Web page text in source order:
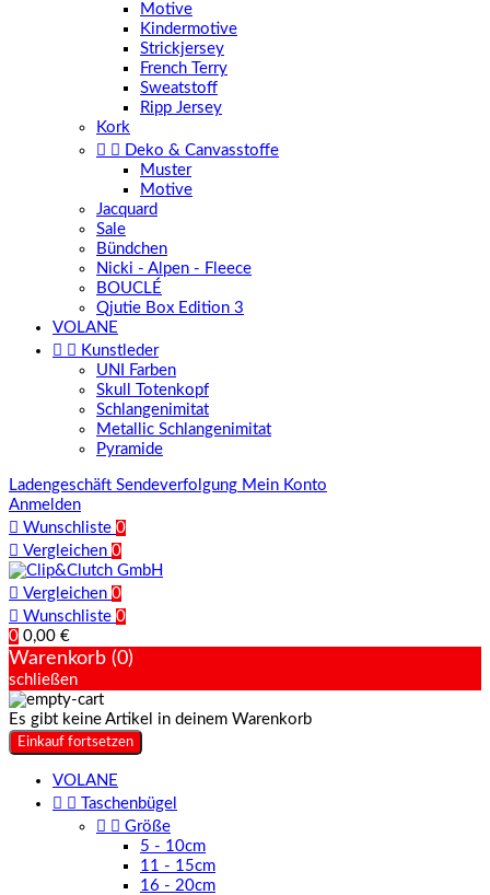
Motive
Kindermotive
Strickjersey
French Terry
Sweatstoff
Ripp Jersey
Kork
  Deko & Canvasstoffe
Muster
Motive
Jacquard
Sale
Bündchen
Nicki - Alpen - Fleece
BOUCLÉ
Qjutie Box Edition 3
VOLANE
  Kunstleder
UNI Farben
Skull Totenkopf
Schlangenimitat
Metallic Schlangenimitat
Pyramide
Ladengeschäft Sendeverfolgung Mein Konto
Anmelden
 Wunschliste 0
 Vergleichen 0
 Vergleichen 0
 Wunschliste 0
0 0,00 €
Warenkorb (0)
schließen
Es gibt keine Artikel in deinem Warenkorb
Einkauf fortsetzen
VOLANE
 
Taschenbügel
  Größe
5 - 10cm
11 - 15cm
16 - 20cm